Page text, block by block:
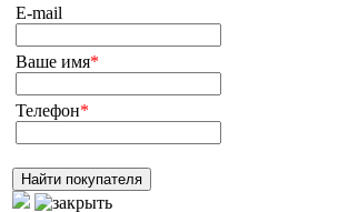
E-mail
Ваше имя*
Телефон*